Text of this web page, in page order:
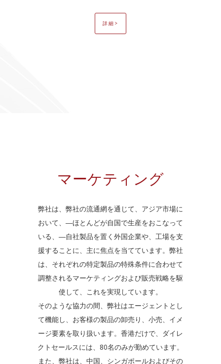
詳細>
マーケティング
弊社は、弊社の流通網を通じて、アジア市場に
おいて、―ほとんどが自国で生産をおこなって
いる、―自社製品を置く外国企業や、工場を支
援することに、主に焦点を当てています。弊社
は、それぞれの特定製品の特殊条件に合わせて
調整されるマーケティングおよび販売戦略を駆
使して、これを実現しています。
そのような協力の間、弊社はエージェントとし
て機能し、お客様の製品の卸売り、小売、イメ
ージ要素を取り扱います。香港だけで、ダイレ
クトセールスには、80名のみが勤めています。
また、弊社は、中国、シンガポールおよびその